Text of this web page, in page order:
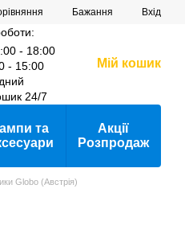
Бажання Вхід
- 18:00
- 15:00
24/7
Мій кошик
та
Акції
Розпродаж
Globo (Австрія)